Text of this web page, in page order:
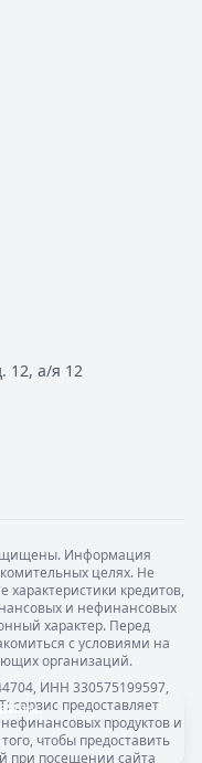
12, а/я 12
Информация
целях. Не
характеристики кредитов,
и нефинансовых
характер. Перед
с условиями на
организаций.
ИНН 330575199597,
сервис предоставляет
продуктов и
чтобы предоставить
при посещении сайта
.